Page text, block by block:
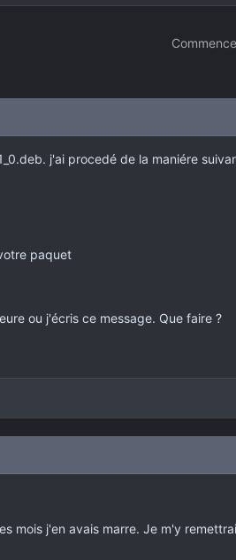
j'ai procedé de la maniére
paquet
ou j'écris ce message. Que faire ?
mois j'en avais marre. Je m'y